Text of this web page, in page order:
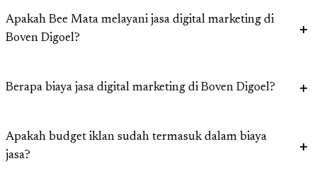
Apakah Bee Mata melayani jasa digital marketing di
Boven Digoel?
Berapa biaya jasa digital marketing di Boven Digoel?
Apakah budget iklan sudah termasuk dalam biaya
jasa?